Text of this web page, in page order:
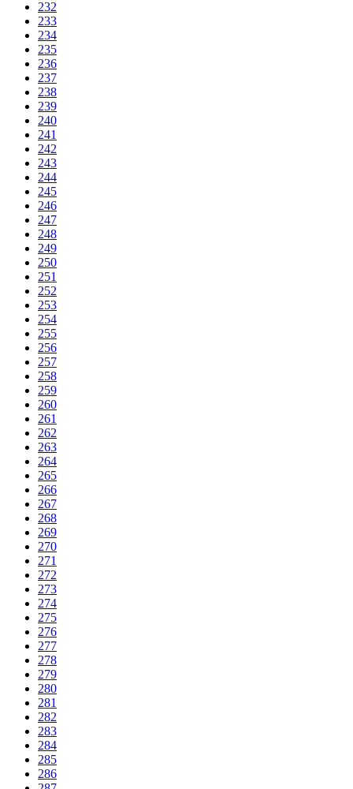
232
233
234
235
236
237
238
239
240
241
242
243
244
245
246
247
248
249
250
251
252
253
254
255
256
257
258
259
260
261
262
263
264
265
266
267
268
269
270
271
272
273
274
275
276
277
278
279
280
281
282
283
284
285
286